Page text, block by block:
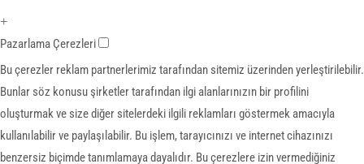
+
Pazarlama Çerezleri
Bu çerezler reklam partnerlerimiz tarafından sitemiz üzerinden yerleştirilebilir.
Bunlar söz konusu şirketler tarafından ilgi alanlarınızın bir profilini
oluşturmak ve size diğer sitelerdeki ilgili reklamları göstermek amacıyla
kullanılabilir ve paylaşılabilir. Bu işlem, tarayıcınızı ve internet cihazınızı
benzersiz biçimde tanımlamaya dayalıdır. Bu çerezlere izin vermediğiniz